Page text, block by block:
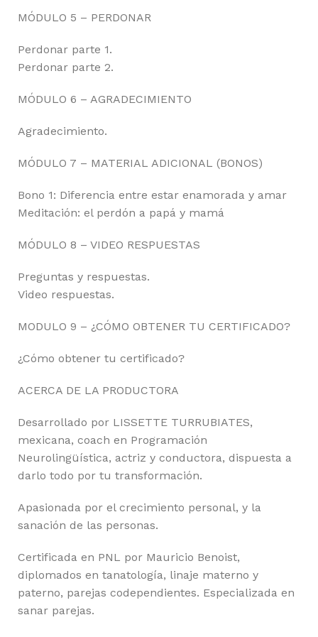
MÓDULO 5 – PERDONAR
Perdonar parte 1.
Perdonar parte 2.
MÓDULO 6 – AGRADECIMIENTO
Agradecimiento.
MÓDULO 7 – MATERIAL ADICIONAL (BONOS)
Bono 1: Diferencia entre estar enamorada y amar
Meditación: el perdón a papá y mamá
MÓDULO 8 – VIDEO RESPUESTAS
Preguntas y respuestas.
Video respuestas.
MODULO 9 – ¿CÓMO OBTENER TU CERTIFICADO?
¿Cómo obtener tu certificado?
ACERCA DE LA PRODUCTORA
Desarrollado por LISSETTE TURRUBIATES,
mexicana, coach en Programación
Neurolingüística, actriz y conductora, dispuesta a
darlo todo por tu transformación.
Apasionada por el crecimiento personal, y la
sanación de las personas.
Certificada en PNL por Mauricio Benoist,
diplomados en tanatología, linaje materno y
paterno, parejas codependientes. Especializada en
sanar parejas.